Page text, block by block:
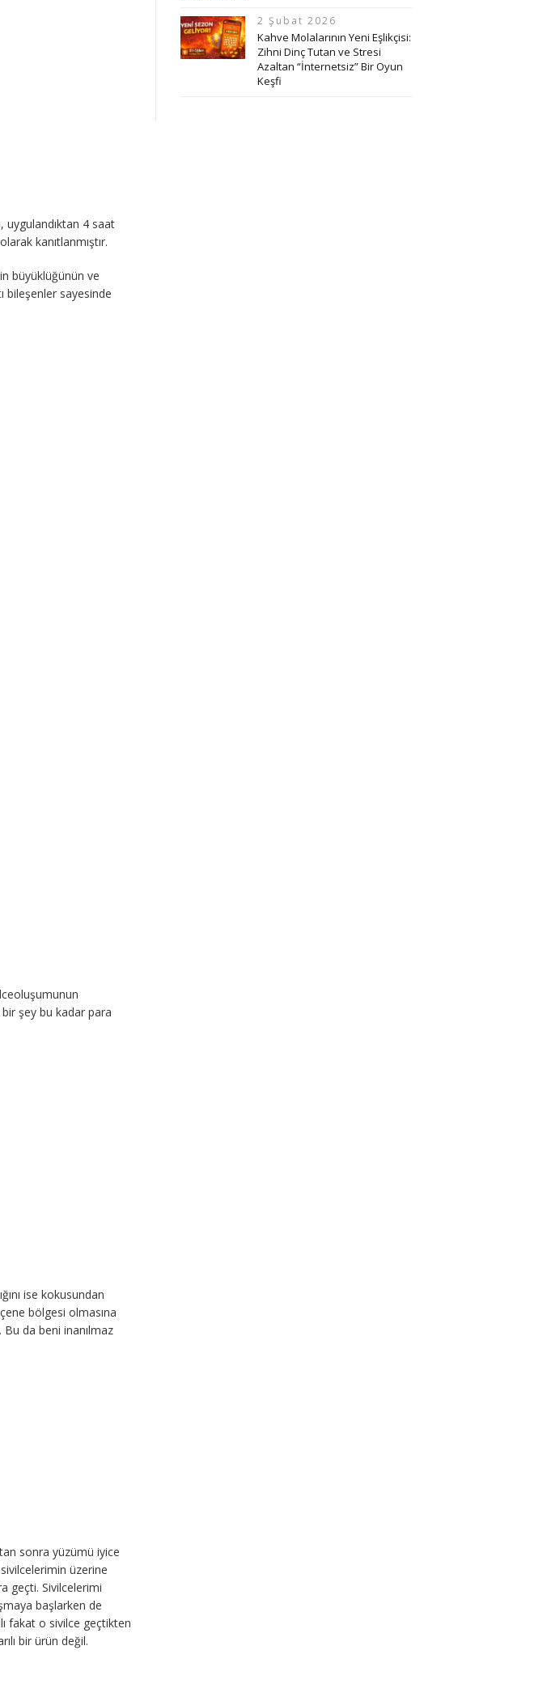
uygulandıktan 4 saat
kanıtlanmıştır.
büyüklüğünün ve
bileşenler sayesinde
şey bu kadar para
ise kokusundan
bölgesi olmasına
da beni inanılmaz
sonra yüzümü iyice
üzerine
geçti. Sivilcelerimi
başlarken de
fakat o sivilce geçtikten
bir ürün değil.
2 Şubat 2026
Kahve Molalarının Yeni Eşlikçisi:
Zihni Dinç Tutan ve Stresi
Azaltan “İnternetsiz” Bir Oyun
Keşfi